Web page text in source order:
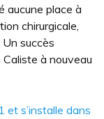
aucune place à
chirurgicale,
succès
à nouveau
s’installe dans